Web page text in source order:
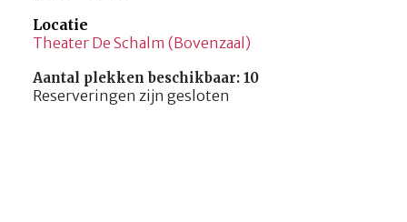
Inschrijven
Galerij
Contact
Locatie
Theater De Schalm (Bovenzaal)
Aantal plekken beschikbaar: 10
Reserveringen zijn gesloten